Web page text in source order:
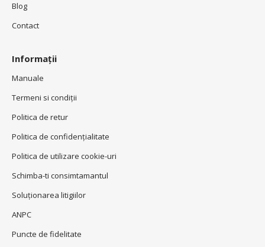
Blog
Contact
Informații
Manuale
Termeni si condiţii
Politica de retur
Politica de confidenţialitate
Politica de utilizare cookie-uri
Schimba-ti consimtamantul
Soluționarea litigiilor
ANPC
Puncte de fidelitate